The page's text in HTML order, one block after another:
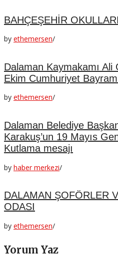
BAHÇEŞEHİR
by ethemersen/
Dalaman Kaymakamı Ali
Ekim Cumhuriyet
by ethemersen/
Dalaman Belediye
Karakuş’un 19 Mayıs
Kutlama mesajı
by haber merkezi/
DALAMAN ŞOFÖRLER
ODASI
by ethemersen/
Yorum Yaz